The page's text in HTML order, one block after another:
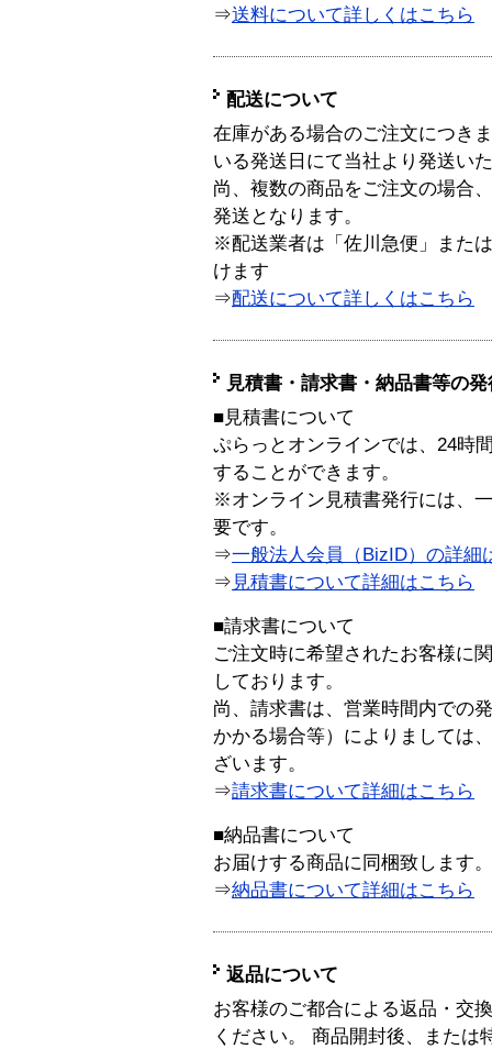
⇒送料について詳しくはこちら
配送について
在庫がある場合のご注文につき
いる発送日にて当社より発送い
尚、複数の商品をご注文の場合
発送となります。
※配送業者は「佐川急便」また
けます
⇒配送について詳しくはこちら
見積書・請求書・納品書等の
■見積書について
ぷらっとオンラインでは、24時
することができます。
※オンライン見積書発行には、
要です。
⇒一般法人会員（BizID）の詳細
⇒ 見積書について詳細はこちら
■請求書について
ご注文時に希望されたお客様に
しております。
尚、請求書は、営業時間内での
かかる場合等）によりましては
ざいます。
⇒請求書について詳細はこちら
■納品書について
お届けする商品に同梱致します。
⇒納品書について詳細はこちら
返品について
お客様のご都合による返品・交
ください。 商品開封後、または